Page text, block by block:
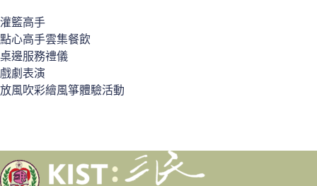
灌籃高手
點心高手雲集餐飲
桌邊服務禮儀
戲劇表演
放風吹彩繪風箏體驗活動